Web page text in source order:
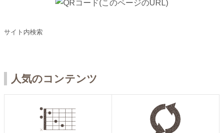
サイト内検索
人気のコンテンツ